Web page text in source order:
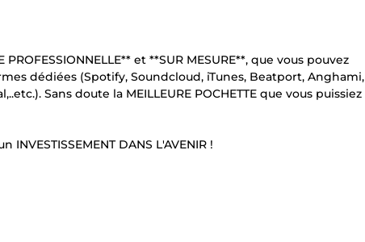
et **SUR MESURE**, que vous pouvez
dédiées (Spotify, Soundcloud, iTunes, Beatport, Anghami,
Sans doute la MEILLEURE POCHETTE que vous puissiez
DANS L'AVENIR !